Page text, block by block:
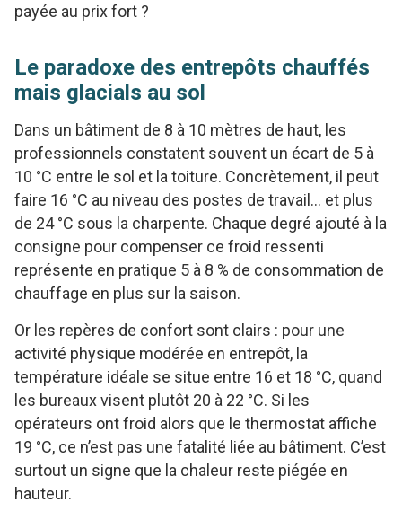
payée au prix fort ?
Le paradoxe des entrepôts chauffés
mais glacials au sol
Dans un bâtiment de 8 à 10 mètres de haut, les
professionnels constatent souvent un écart de 5 à
10 °C entre le sol et la toiture. Concrètement, il peut
faire 16 °C au niveau des postes de travail… et plus
de 24 °C sous la charpente. Chaque degré ajouté à la
consigne pour compenser ce froid ressenti
représente en pratique 5 à 8 % de consommation de
chauffage en plus sur la saison.
Or les repères de confort sont clairs : pour une
activité physique modérée en entrepôt, la
température idéale se situe entre 16 et 18 °C, quand
les bureaux visent plutôt 20 à 22 °C. Si les
opérateurs ont froid alors que le thermostat affiche
19 °C, ce n’est pas une fatalité liée au bâtiment. C’est
surtout un signe que la chaleur reste piégée en
hauteur.